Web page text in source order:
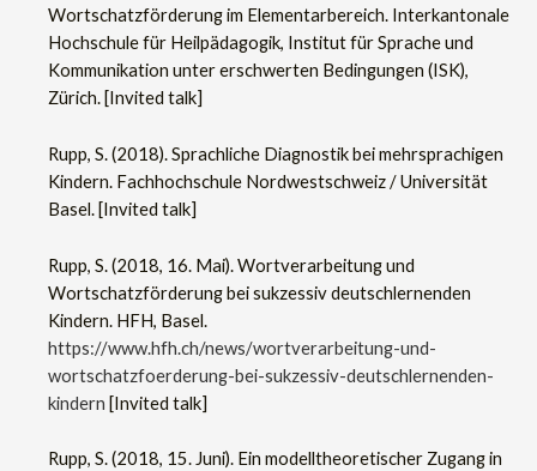
Wortschatzförderung im Elementarbereich. Interkantonale
Hochschule für Heilpädagogik, Institut für Sprache und
Kommunikation unter erschwerten Bedingungen (ISK),
Zürich. [Invited talk]
Rupp, S. (2018). Sprachliche Diagnostik bei mehrsprachigen
Kindern. Fachhochschule Nordwestschweiz / Universität
Basel. [Invited talk]
Rupp, S. (2018, 16. Mai). Wortverarbeitung und
Wortschatzförderung bei sukzessiv deutschlernenden
Kindern. HFH, Basel.
https://www.hfh.ch/news/wortverarbeitung-und-
wortschatzfoerderung-bei-sukzessiv-deutschlernenden-
kindern [Invited talk]
Rupp, S. (2018, 15. Juni). Ein modelltheoretischer Zugang in